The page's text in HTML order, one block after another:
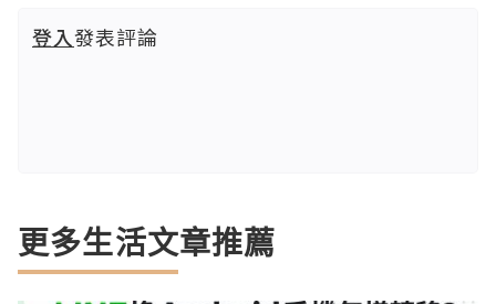
登入發表評論
更多生活文章推薦